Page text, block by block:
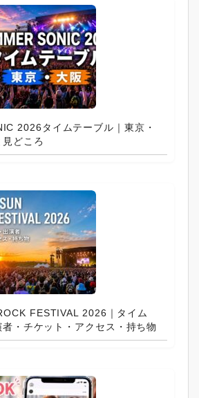
2026タイムテーブル｜東京・
どころ
FESTIVAL 2026｜タイム
・チケット・アクセス・持ち物